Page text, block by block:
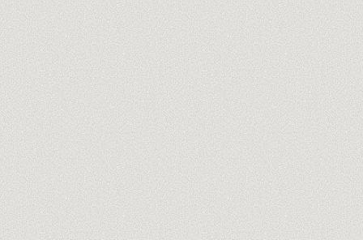
LO QUE HACEMOS · BUBBLE
01 Build de producto
Tu app web sobre Bubble, de principio a fin
02 Datos y lógica
Un data model y workflows que aguantan
03 Integraciones y backend